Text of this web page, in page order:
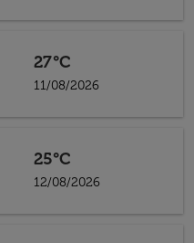
27°C
11/08/2026
25°C
12/08/2026